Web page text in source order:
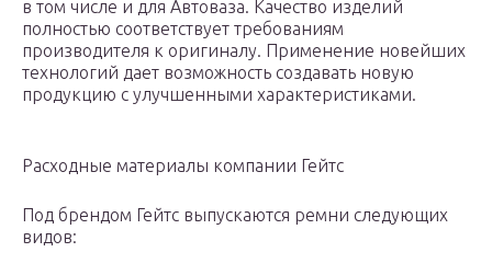
в том числе и для Автоваза. Качество изделий
полностью соответствует требованиям
производителя к оригиналу. Применение новейших
технологий дает возможность создавать новую
продукцию с улучшенными характеристиками.
Расходные материалы компании Гейтс
Под брендом Гейтс выпускаются ремни следующих
видов: